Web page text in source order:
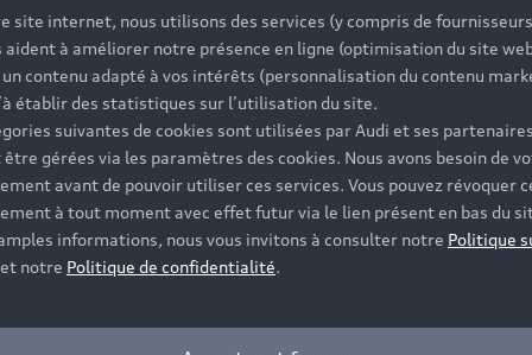
avec Lia Block
Lia Block partage dans cette
Sanremo, en Italie, cette pilote
offrant un avenir pour le
la forme de l'Audi S1 e-tron
: Nadia Riaz-Ahmed – Photo : Mathieu Bonnevie – Film :
site internet, nous utilisons des services (y compris de
aident à améliorer notre présence en ligne (optimisation du site
contenu adapté à vos intérêts (personnalisation du contenu
établir des statistiques sur l’utilisation du site.
suivantes de cookies sont utilisées par Audi et ses
être gérées via les paramètres des cookies. Nous avons besoin de
avant de pouvoir utiliser ces services. Vous pouvez révoquer
à tout moment avec effet futur via le lien présent en bas du
informations, nous vous invitons à consulter notre Politique
et notre Politique de confidentialité.